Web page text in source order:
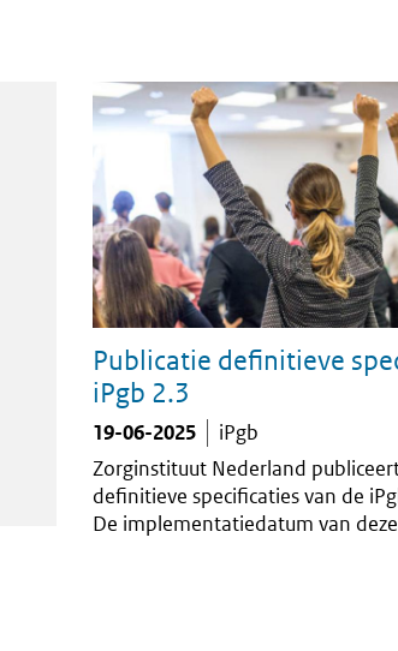
Publicatie definitieve
iPgb 2.3
19-06-2025
iPgb
Zorginstituut Nederland
definitieve specificaties van de
De implementatiedatum van deze